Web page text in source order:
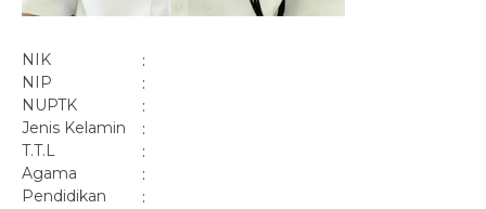
NIK :
NIP :
NUPTK :
Jenis Kelamin :
T.T.L :
Agama :
Pendidikan :